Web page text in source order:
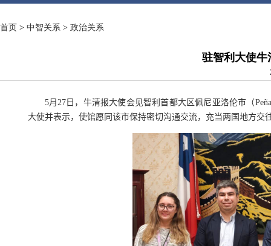
首页 > 中智关系 > 政治关系
驻智利大使牛
5月 27日，牛清报大使会见智利首都大区佩尼亚洛伦市（
大使并表示，使馆愿同该市保持密切沟通交流，充当两国地方交